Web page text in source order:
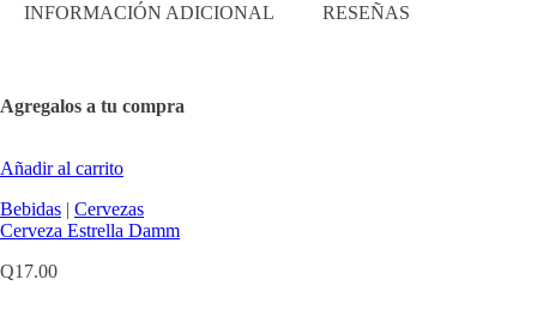
INFORMACIÓN ADICIONAL RESEÑAS
Agregalos a tu compra
Añadir al carrito
Bebidas | Cervezas
Cerveza Estrella Damm
Q17.00